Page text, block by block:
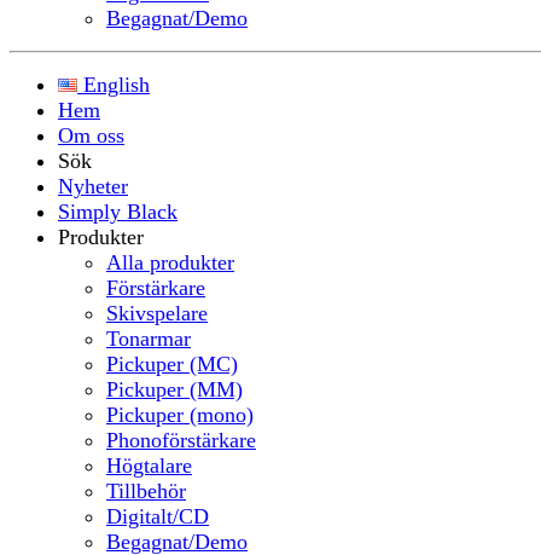
Begagnat/Demo
English
Hem
Om oss
Sök
Nyheter
Simply Black
Produkter
Alla produkter
Förstärkare
Skivspelare
Tonarmar
Pickuper (MC)
Pickuper (MM)
Pickuper (mono)
Phonoförstärkare
Högtalare
Tillbehör
Digitalt/CD
Begagnat/Demo